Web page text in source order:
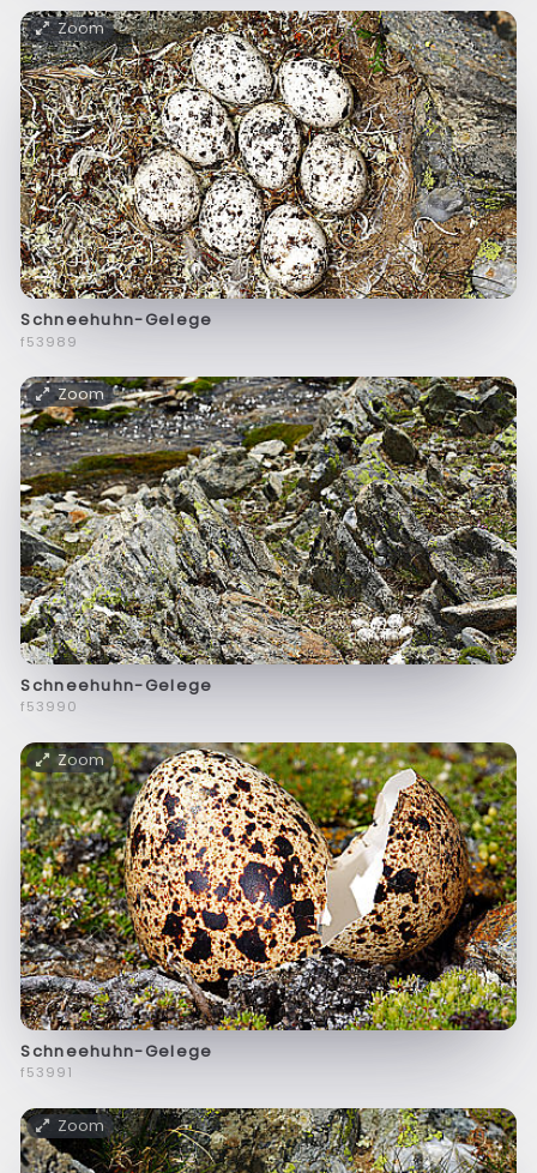
Zoom
Schneehuhn-Gelege
f53989
Zoom
Schneehuhn-Gelege
f53990
Zoom
Schneehuhn-Gelege
f53991
Zoom